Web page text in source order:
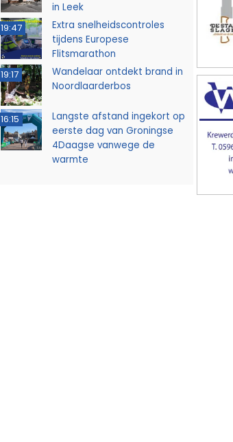
in Leek
19:47
Extra snelheidscontroles
tijdens Europese
Flitsmarathon
19:17
Wandelaar ontdekt brand in
Noordlaarderbos
16:15
Langste afstand ingekort op
eerste dag van Groningse
4Daagse vanwege de
warmte